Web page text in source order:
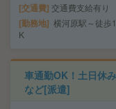
交通費 交通費支給有り
勤務地 横河原駅～徒
K
車通勤OK！土日休
など[派遣]